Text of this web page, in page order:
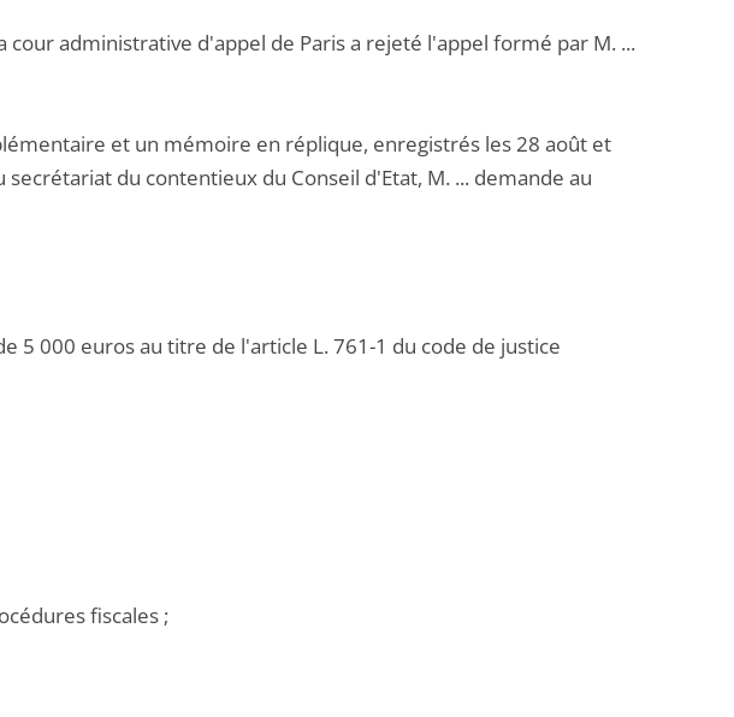
cour administrative d'appel de Paris a rejeté l'appel formé par M. ...
et un mémoire en réplique, enregistrés les 28 août et
du contentieux du Conseil d'Etat, M. ... demande au
5 000 euros au titre de l'article L. 761-1 du code de justice
fiscales ;